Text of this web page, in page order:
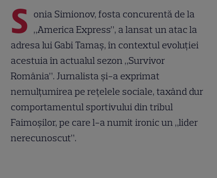
S onia Simionov, fosta concurentă de la
„America Express”, a lansat un atac la
adresa lui Gabi Tamaș, în contextul evoluției
acestuia în actualul sezon „Survivor
România”. Jurnalista și-a exprimat
nemulțumirea pe rețelele sociale, taxând dur
comportamentul sportivului din tribul
Faimoșilor, pe care l-a numit ironic un „lider
nerecunoscut”.